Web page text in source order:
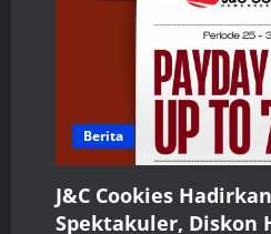
Berita
J&C Cookies
Spektakuler, Diskon